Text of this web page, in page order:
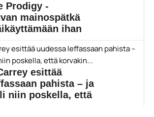
Prodigy -
mainospätkä
ihan
-sarjasta ja Se-elokuvasta...
esittää
pahista – ja
niin poskella, että